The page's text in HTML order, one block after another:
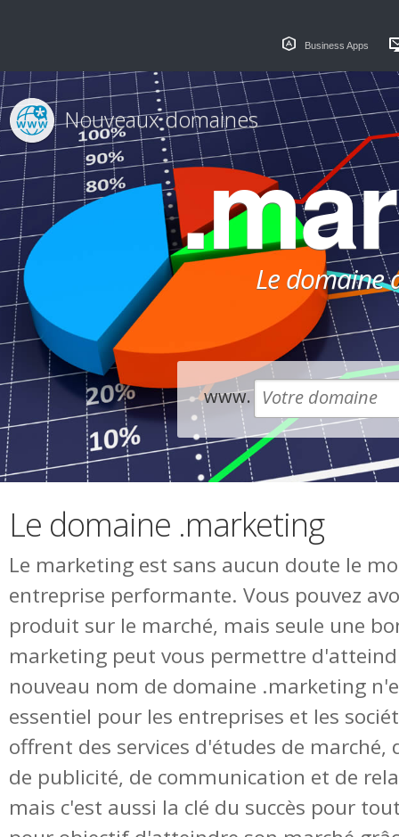
Business Apps
Le domaine
Nouveaux domaines
www.
Le domaine .marketing
Le marketing est sans aucun doute le
entreprise performante. Vous pouvez
produit sur le marché, mais seule une
marketing peut vous permettre
nouveau nom de domaine .marketing
essentiel pour les entreprises et les
offrent des services d'études de marché,
de publicité, de communication et de
mais c'est aussi la clé du succès pour